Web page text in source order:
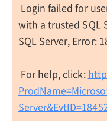
Login failed for
with a trusted SQL
SQL Server, Error:
For help, click: